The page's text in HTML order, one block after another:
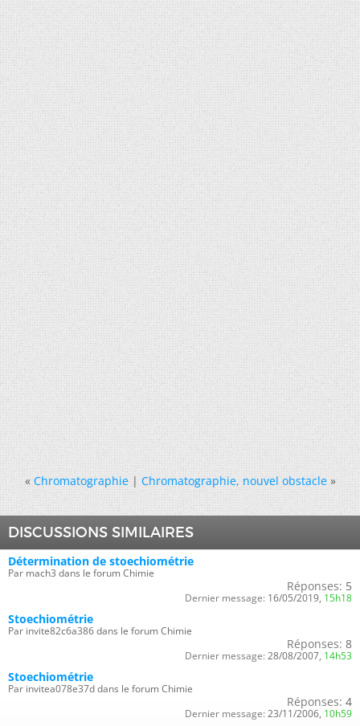
« Chromatographie|Chromatographie, nouvel obstacle »
DISCUSSIONS SIMILAIRES
Détermination de stoechiométrie
Par mach3 dans le forum Chimie
Réponses: 5
Dernier message: 16/05/2019, 15h18
Stoechiométrie
Par invite82c6a386 dans le forum Chimie
Réponses: 8
Dernier message: 28/08/2007, 14h53
Stoechiométrie
Par invitea078e37d dans le forum Chimie
Réponses: 4
Dernier message: 23/11/2006, 10h59